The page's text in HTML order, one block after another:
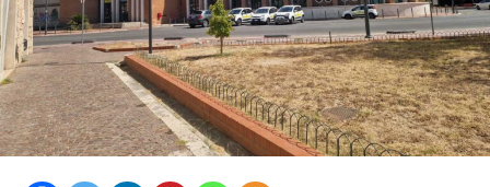
turistica.
Con i lavori conclusi nei due plessi di Tor Tre Ponti
salgono a sei gli interventi realizzati nell’ambito dello